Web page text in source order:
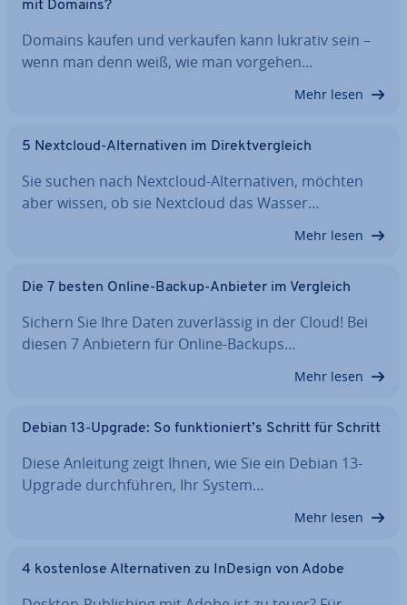
mit Domains?
Domains kaufen und verkaufen kann lukrativ sein –
wenn man denn weiß, wie man vorgehen…
Mehr lesen
5 Nextcloud-Al­ter­na­ti­ven im Di­rekt­ver­gleich
Sie suchen nach Nextcloud-Al­ter­na­ti­ven, möchten
aber wissen, ob sie Nextcloud das Wasser…
Mehr lesen
Die 7 besten Online-Backup-Anbieter im Vergleich
Sichern Sie Ihre Daten zu­ver­läs­sig in der Cloud! Bei
diesen 7 Anbietern für Online-Backups…
Mehr lesen
Debian 13-Upgrade: So funk­tio­niert’s Schritt für Schritt
Diese Anleitung zeigt Ihnen, wie Sie ein Debian 13-
Upgrade durch­füh­ren, Ihr System…
Mehr lesen
4 kos­ten­lo­se Al­ter­na­ti­ven zu InDesign von Adobe